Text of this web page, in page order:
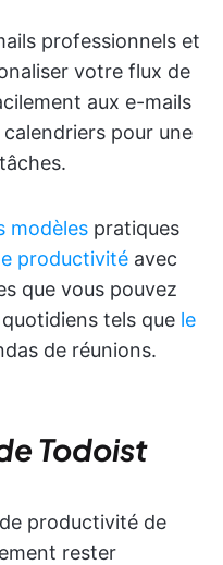
professionnels et
votre flux de
aux e-mails
pour une
modèles pratiques
productivité avec
que vous pouvez
tels que le
de réunions.
Todoist
productivité de
rester